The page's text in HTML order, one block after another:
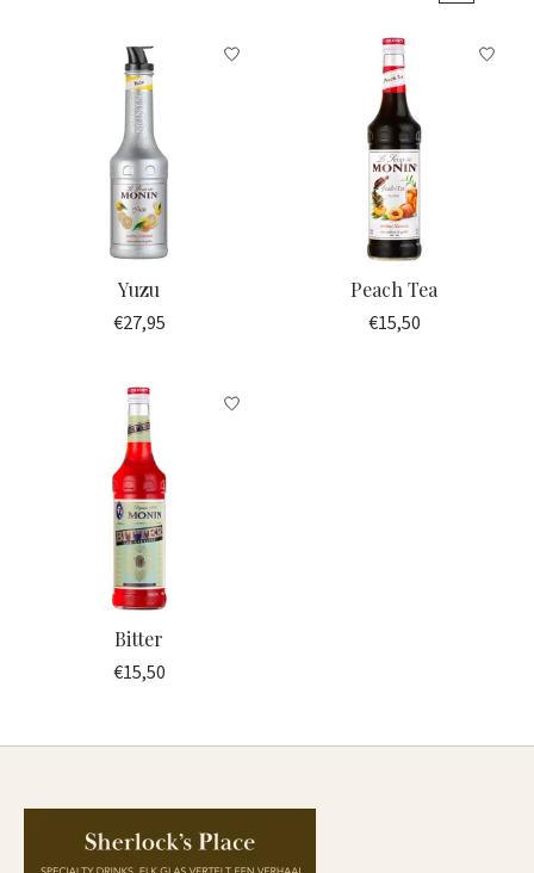
Yuzu
€27,95
Peach Tea
€15,50
Bitter
€15,50